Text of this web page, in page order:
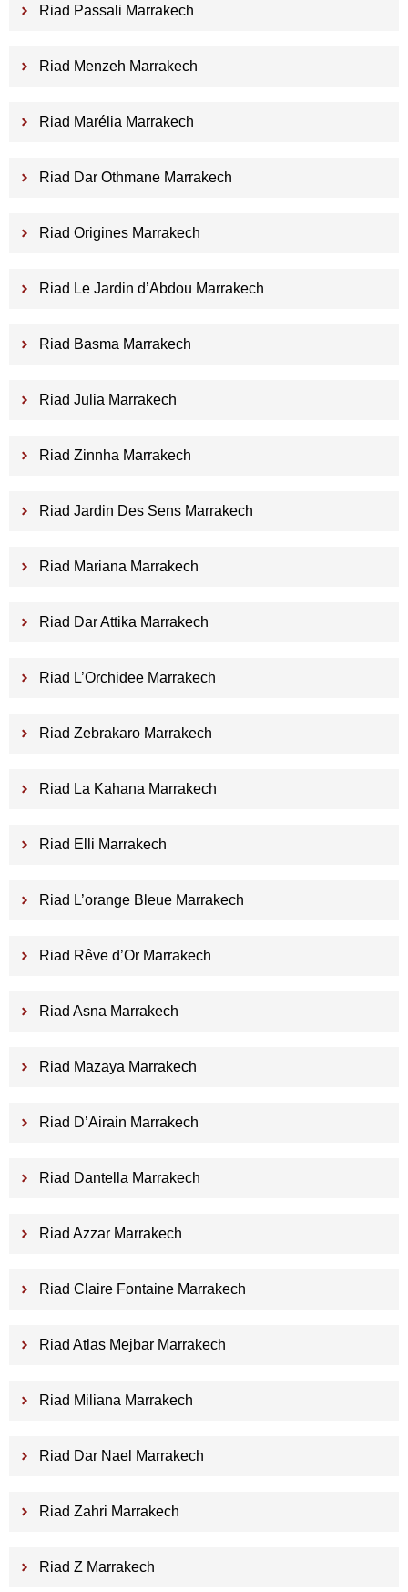
Riad Passali Marrakech
Riad Menzeh Marrakech
Riad Marélia Marrakech
Riad Dar Othmane Marrakech
Riad Origines Marrakech
Riad Le Jardin d’Abdou Marrakech
Riad Basma Marrakech
Riad Julia Marrakech
Riad Zinnha Marrakech
Riad Jardin Des Sens Marrakech
Riad Mariana Marrakech
Riad Dar Attika Marrakech
Riad L’Orchidee Marrakech
Riad Zebrakaro Marrakech
Riad La Kahana Marrakech
Riad Elli Marrakech
Riad L’orange Bleue Marrakech
Riad Rêve d’Or Marrakech
Riad Asna Marrakech
Riad Mazaya Marrakech
Riad D’Airain Marrakech
Riad Dantella Marrakech
Riad Azzar Marrakech
Riad Claire Fontaine Marrakech
Riad Atlas Mejbar Marrakech
Riad Miliana Marrakech
Riad Dar Nael Marrakech
Riad Zahri Marrakech
Riad Z Marrakech